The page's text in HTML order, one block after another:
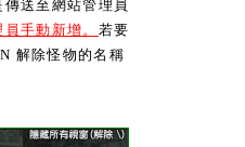
送至網站管理員
手動新增。 若要
解除怪物的名稱